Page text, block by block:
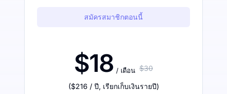
สมัครสมาชิกตอนนี้
$18 / เดือน $30
($216 / ปี, เรียกเก็บเงินรายปี)